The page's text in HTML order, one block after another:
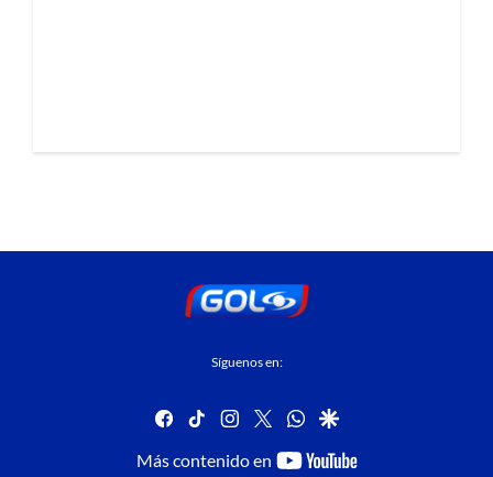
Síguenos en:
facebook
tiktok instagram
twitterwhatsapp
google
Más contenido en
youtube-